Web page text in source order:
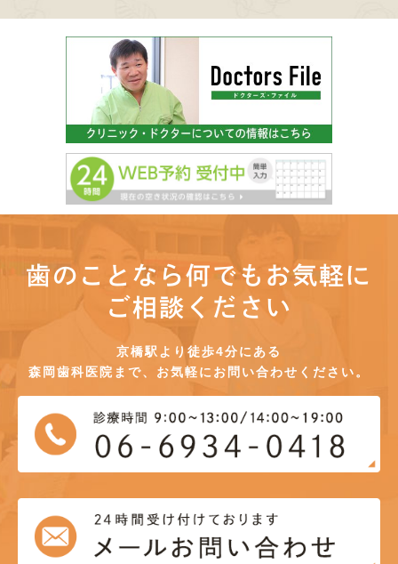
歯のことなら何でもお気軽に
ご相談ください
京橋駅より徒歩4分にある
森岡歯科医院まで、お気軽にお問い合わせください。